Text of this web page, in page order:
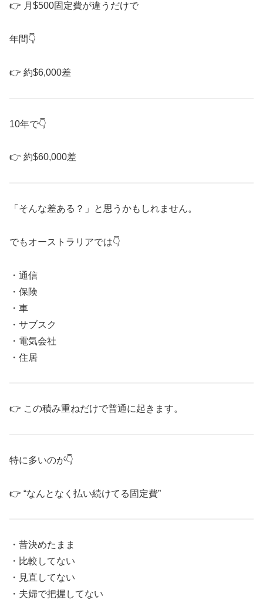
👉 月$500固定費が違うだけで
年間👇
👉 約$6,000差
10年で👇
👉 約$60,000差
「そんな差ある？」と思うかもしれません。
でもオーストラリアでは👇
・通信
・保険
・車
・サブスク
・電気会社
・住居
👉 この積み重ねだけで普通に起きます。
特に多いのが👇
👉 “なんとなく払い続けてる固定費”
・昔決めたまま
・比較してない
・見直してない
・夫婦で把握してない